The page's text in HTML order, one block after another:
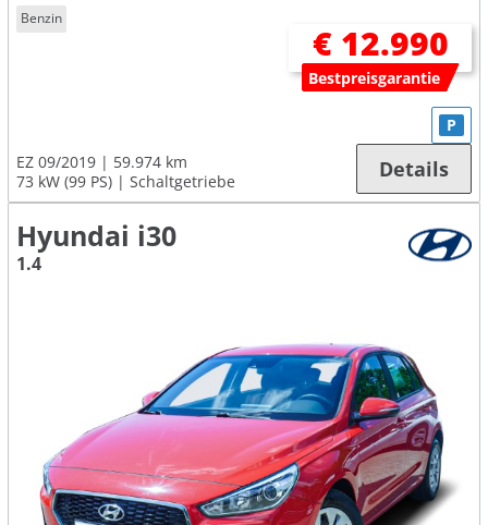
Benzin
€ 12.990
Bestpreisgarantie
EZ 09/2019
59.974 km
73 kW (99 PS)
Schaltgetriebe
P
Details
Hyundai i30
1.4